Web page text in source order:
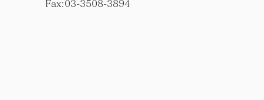
Fax:03-3508-3894